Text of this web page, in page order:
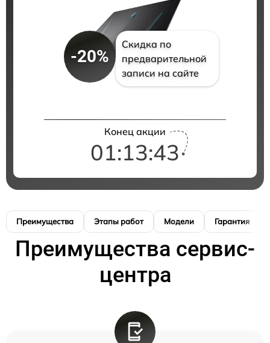
-20%
Скидка по
предварительной
записи на сайте
Конец акции
01:13:42
Преимущества Этапы работ Модели Гарантия
Преимущества сервис-
центра